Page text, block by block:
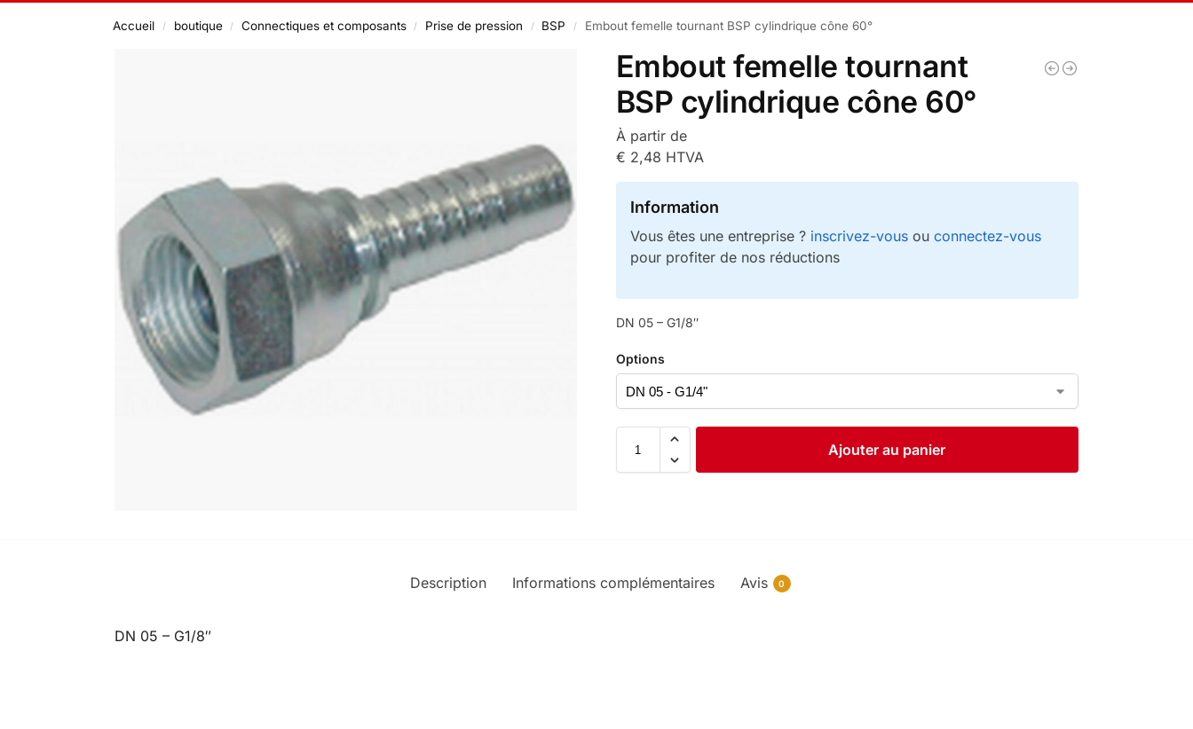
Accueil / boutique / Connectiques et composants / Prise de pression / BSP / Embout femelle tournant BSP cylindrique cône 60°
Embout femelle tournant
BSP cylindrique cône 60°
À partir de
€ 2,48 HTVA
Information
Vous êtes une entreprise ? inscrivez-vousou connectez-vous
pour profiter de nos réductions
DN 05 – G1/8″
Options
Ajouter au panier
Description Informations complémentaires Avis 0
DN 05 – G1/8″